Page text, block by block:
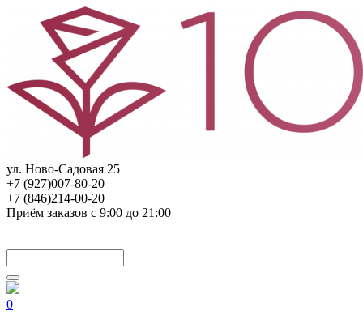
ул. Ново-Садовая 25
+7 (927)007-80-20
+7 (846)214-00-20
Приём заказов с 9:00 до 21:00
0